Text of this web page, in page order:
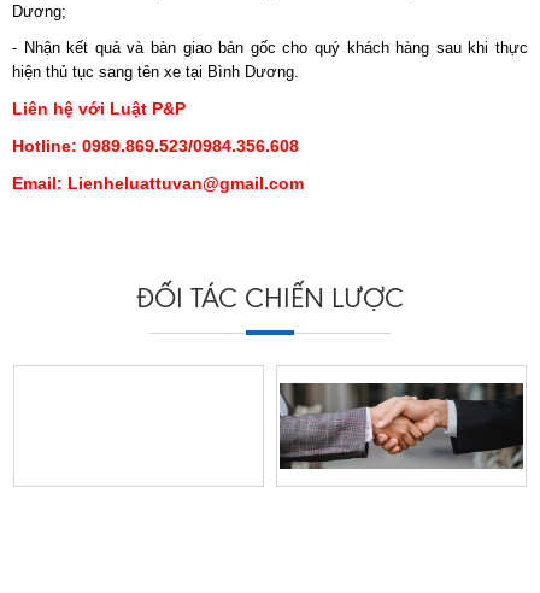
Dương;
- Nhận kết quả và bàn giao bản gốc cho quý khách hàng sau khi thực
hiện thủ tục sang tên xe tại Bình Dương.
Liên hệ với Luật P&P
Hotline: 0989.869.523/0984.356.608
Email: Lienheluattuvan@gmail.com
ĐỐI TÁC CHIẾN LƯỢC